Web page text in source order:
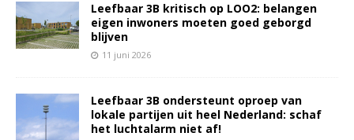
Leefbaar 3B kritisch op LOO2: belangen
eigen inwoners moeten goed geborgd
blijven
11 juni 2026
Leefbaar 3B ondersteunt oproep van
lokale partijen uit heel Nederland: schaf
het luchtalarm niet af!